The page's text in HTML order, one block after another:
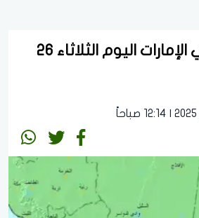
حالة الطقس في الإمارات اليوم الثلاثاء 26